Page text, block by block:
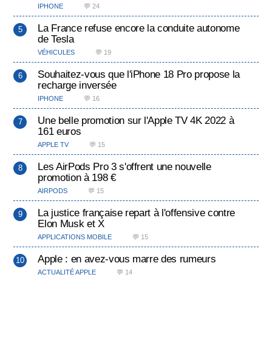
IPHONE 💬 24
La France refuse encore la conduite autonome
de Tesla
VÉHICULES 💬 19
Souhaitez-vous que l'iPhone 18 Pro propose la
recharge inversée
IPHONE 💬 16
Une belle promotion sur l'Apple TV 4K 2022 à
161 euros
APPLE TV 💬 15
Les AirPods Pro 3 s'offrent une nouvelle
promotion à 198 €
AIRPODS 💬 15
La justice française repart à l'offensive contre
Elon Musk et X
APPLICATIONS MOBILE 💬 15
Apple : en avez-vous marre des rumeurs
ACTUALITÉ APPLE 💬 14